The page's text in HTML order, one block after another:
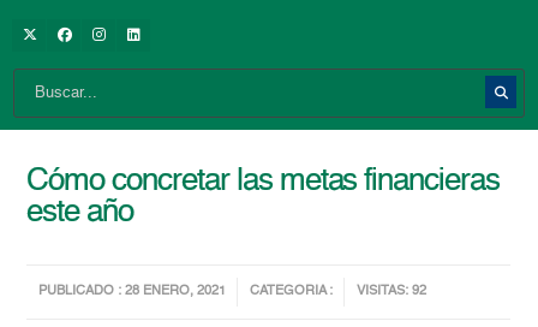
Cómo concretar las metas financieras
este año
PUBLICADO : 28 ENERO, 2021 CATEGORIA : VISITAS: 92